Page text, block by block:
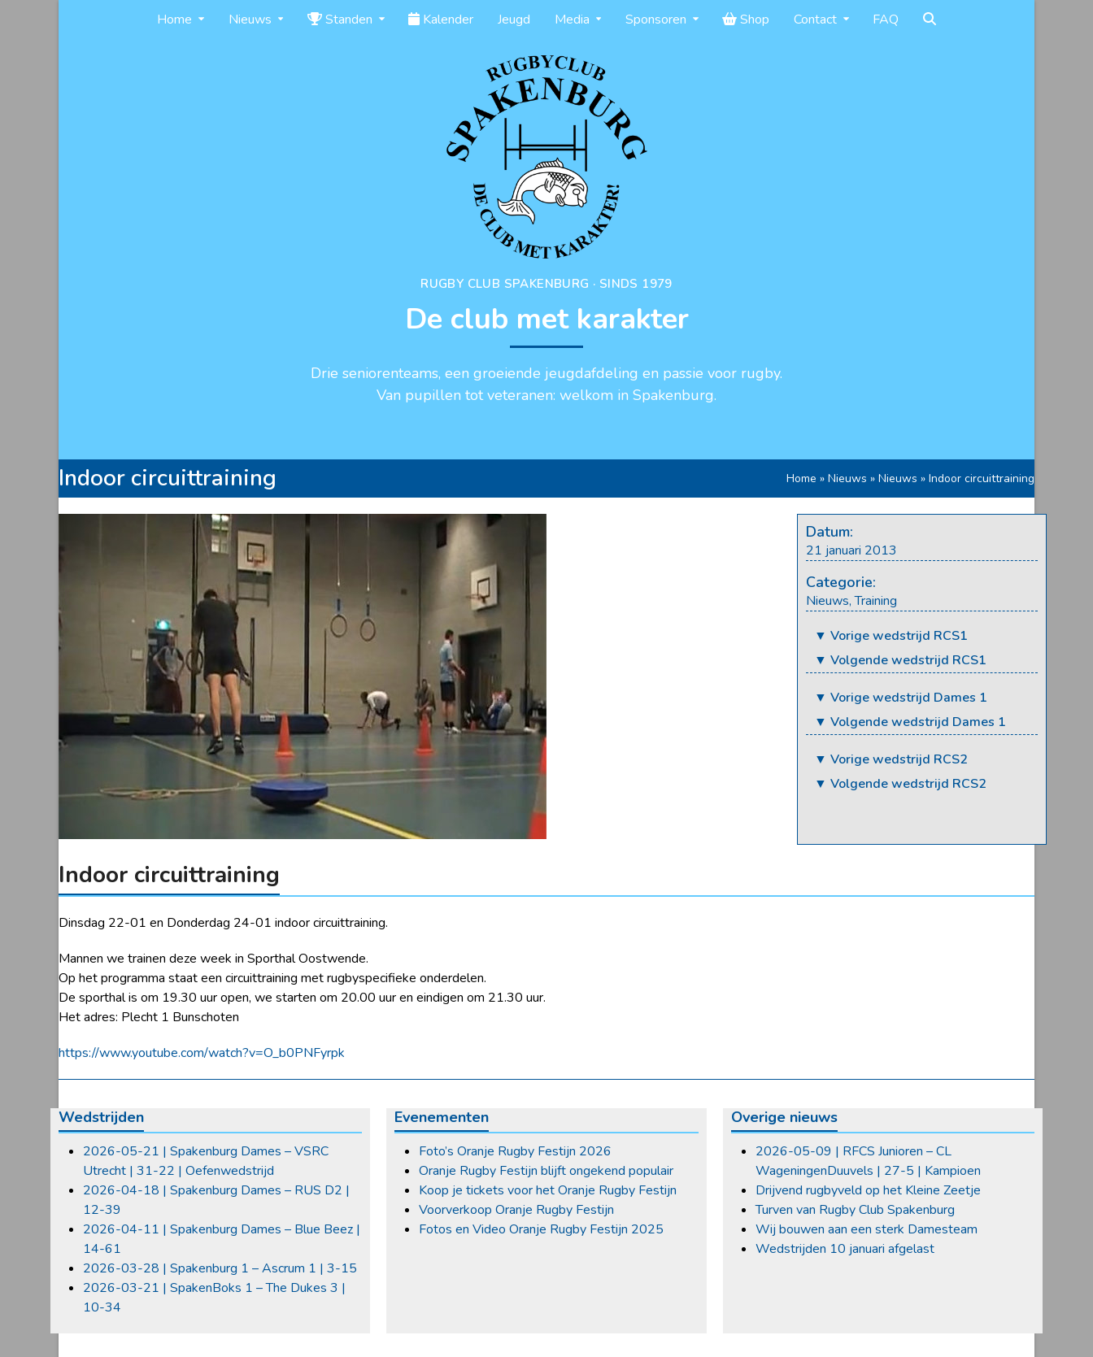
Home Nieuws Standen Kalender Jeugd Media Sponsoren Shop Contact FAQ
RUGBY CLUB SPAKENBURG · SINDS 1979
De club met karakter
Drie seniorenteams, een groeiende jeugdafdeling en passie voor rugby.
Van pupillen tot veteranen: welkom in Spakenburg.
Indoor circuittraining Home » Nieuws » Nieuws » Indoor circuittraining
Datum:
21 januari 2013
Categorie:
Nieuws,Training
▼ Vorige wedstrijd RCS1
▼ Volgende wedstrijd RCS1
▼ Vorige wedstrijd Dames 1
▼ Volgende wedstrijd Dames 1
▼ Vorige wedstrijd RCS2
▼ Volgende wedstrijd RCS2
Indoor circuittraining
Dinsdag 22-01 en Donderdag 24-01 indoor circuittraining.
Mannen we trainen deze week in Sporthal Oostwende.
Op het programma staat een circuittraining met rugbyspecifieke onderdelen.
De sporthal is om 19.30 uur open, we starten om 20.00 uur en eindigen om 21.30 uur.
Het adres: Plecht 1 Bunschoten
https://www.youtube.com/watch?v=O_b0PNFyrpk
Wedstrijden
2026-05-21 | Spakenburg Dames – VSRC
Utrecht | 31-22 | Oefenwedstrijd
2026-04-18 | Spakenburg Dames – RUS D2 |
12-39
2026-04-11 | Spakenburg Dames – Blue Beez |
14-61
2026-03-28 | Spakenburg 1 – Ascrum 1 | 3-15
2026-03-21 | SpakenBoks 1 – The Dukes 3 |
10-34
Evenementen
Foto’s Oranje Rugby Festijn 2026
Oranje Rugby Festijn blijft ongekend populair
Koop je tickets voor het Oranje Rugby Festijn
Voorverkoop Oranje Rugby Festijn
Fotos en Video Oranje Rugby Festijn 2025
Overige nieuws
2026-05-09 | RFCS Junioren – CL
WageningenDuuvels | 27-5 | Kampioen
Drijvend rugbyveld op het Kleine Zeetje
Turven van Rugby Club Spakenburg
Wij bouwen aan een sterk Damesteam
Wedstrijden 10 januari afgelast